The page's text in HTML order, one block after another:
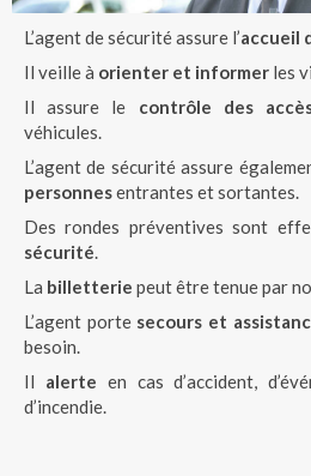
L’agent de sécurité assure l’accueil
Il veille à orienter et informer les
Il assure le contrôle des
véhicules.
L’agent de sécurité assure
personnesentrantes et sortantes.
Des rondes préventives sont
sécurité.
La billetterie peut être tenue par
L’agent porte secours et
besoin.
Il alerte en cas d’accident,
d’incendie.